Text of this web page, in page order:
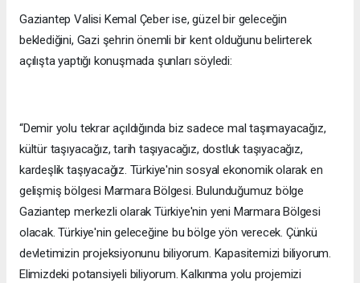
Gaziantep Valisi Kemal Çeber ise, güzel bir geleceğin
beklediğini, Gazi şehrin önemli bir kent olduğunu belirterek
açılışta yaptığı konuşmada şunları söyledi:
“Demir yolu tekrar açıldığında biz sadece mal taşımayacağız,
kültür taşıyacağız, tarih taşıyacağız, dostluk taşıyacağız,
kardeşlik taşıyacağız. Türkiye'nin sosyal ekonomik olarak en
gelişmiş bölgesi Marmara Bölgesi. Bulunduğumuz bölge
Gaziantep merkezli olarak Türkiye'nin yeni Marmara Bölgesi
olacak. Türkiye'nin geleceğine bu bölge yön verecek. Çünkü
devletimizin projeksiyonunu biliyorum. Kapasitemizi biliyorum.
Elimizdeki potansiyeli biliyorum. Kalkınma yolu projemizi